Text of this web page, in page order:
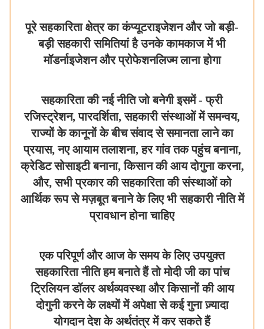
पूरे सहकारिता क्षेत्र का कंप्यूटराइजेशन और जो बड़ी-
बड़ी सहकारी समितियां है उनके कामकाज में भी
मॉडर्नाइजेशन और प्रोफेशनलिज्म लाना होगा
सहकारिता की नई नीति जो बनेगी इसमें - फ्री
रजिस्ट्रेशन, पारदर्शिता, सहकारी संस्थाओं में समन्वय,
राज्यों के कानूनों के बीच संवाद से समानता लाने का
प्रयास, नए आयाम तलाशना, हर गांव तक पहुंच बनाना,
क्रेडिट सोसाइटी बनाना, किसान की आय दोगुना करना,
और, सभी प्रकार की सहकारिता की संस्थाओं को
आर्थिक रूप से मज़बूत बनाने के लिए भी सहकारी नीति में
प्रावधान होना चाहिए
एक परिपूर्ण और आज के समय के लिए उपयुक्त
सहकारिता नीति हम बनाते हैं तो मोदी जी का पांच
ट्रिलियन डॉलर अर्थव्यवस्था और किसानों की आय
दोगुनी करने के लक्ष्यों में अपेक्षा से कई गुना ज़्यादा
योगदान देश के अर्थतंत्र में कर सकते हैं